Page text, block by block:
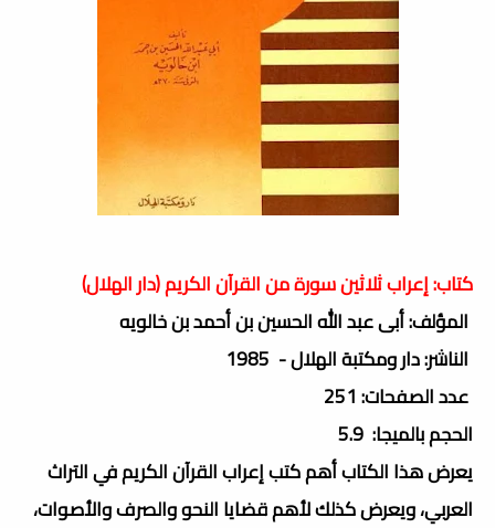
كتاب: إعراب ثلاثين سورة من القرآن الكريم (دار الهلال)
المؤلف: أبى عبد الله الحسين بن أحمد بن خالويه
الناشر: دار ومكتبة الهلال - 1985
عدد الصفحات: 251
الحجم بالميجا: 5.9
يعرض هذا الكتاب أهم كتب إعراب القرآن الكريم في التراث
العربي، ويعرض كذلك لأهم قضايا النحو والصرف والأصوات،